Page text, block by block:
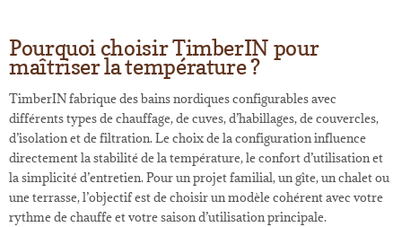
Pourquoi choisir TimberIN pour
maîtriser la température ?
TimberIN fabrique des bains nordiques configurables avec
différents types de chauffage, de cuves, d’habillages, de couvercles,
d’isolation et de filtration. Le choix de la configuration influence
directement la stabilité de la température, le confort d’utilisation et
la simplicité d’entretien. Pour un projet familial, un gîte, un chalet ou
une terrasse, l’objectif est de choisir un modèle cohérent avec votre
rythme de chauffe et votre saison d’utilisation principale.